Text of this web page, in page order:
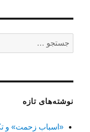
برای:
نوشته‌های تازه
«اسباب زحمت» و